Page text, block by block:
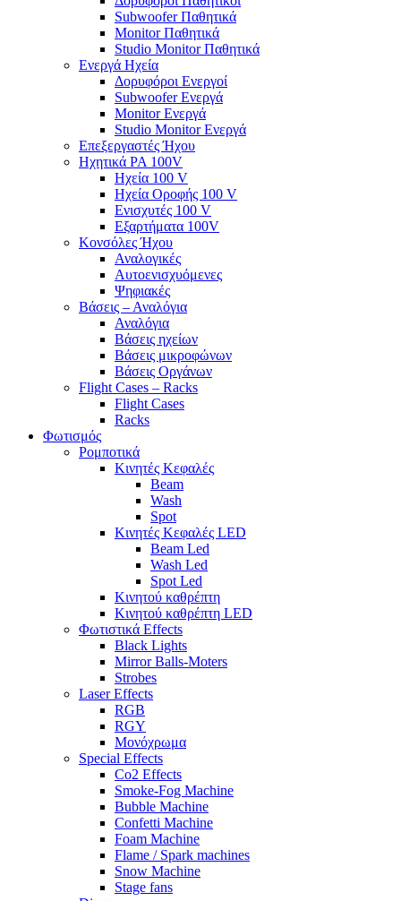
Subwoofer Παθητικά
Monitor Παθητικά
Studio Monitor Παθητικά
Ενεργά Ηχεία
Δορυφόροι Ενεργοί
Subwoofer Ενεργά
Monitor Ενεργά
Studio Monitor Ενεργά
Επεξεργαστές Ήχου
Ηχητικά PA 100V
Ηχεία 100 V
Ηχεία Οροφής 100 V
Ενισχυτές 100 V
Εξαρτήματα 100V
Κονσόλες Ήχου
Αναλογικές
Αυτοενισχυόμενες
Ψηφιακές
Βάσεις – Αναλόγια
Αναλόγια
Βάσεις ηχείων
Βάσεις μικροφώνων
Βάσεις Οργάνων
Flight Cases – Racks
Flight Cases
Racks
Φωτισμός
Ρομποτικά
Κινητές Κεφαλές
Beam
Wash
Spot
Κινητές Κεφαλές LED
Beam Led
Wash Led
Spot Led
Κινητού καθρέπτη
Κινητού καθρέπτη LED
Φωτιστικά Effects
Black Lights
Mirror Balls-Moters
Strobes
Laser Effects
RGB
RGY
Μονόχρωμα
Special Effects
Co2 Effects
Smoke-Fog Machine
Bubble Machine
Confetti Machine
Foam Machine
Flame / Spark machines
Snow Machine
Stage fans